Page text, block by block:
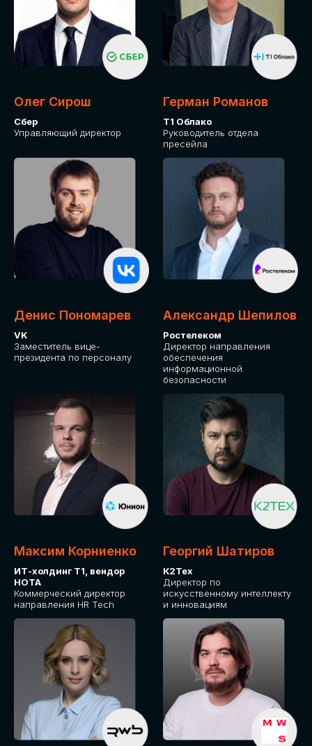
Олег Сирош
Сбер
Управляющий директор
Герман Романов
Т1 Облако
Руководитель отдела
пресейла
Денис Пономарев
VK
Заместитель вице-
президента по персоналу
Александр Шепилов
Ростелеком
Директор направления
обеспечения
информационной
безопасности
Максим Корниенко
ИТ-холдинг Т1, вендор
НОТА
Коммерческий директор
направления HR Tech
Георгий Шатиров
К2Тех
Директор по
искусственному интеллекту
и инновациям